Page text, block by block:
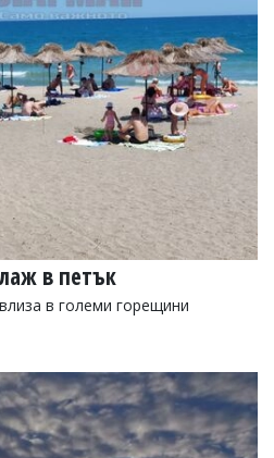
в петък
в големи горещини